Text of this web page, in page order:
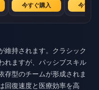
今すぐ購入 今すぐ
維持されます。クラシック
れますが、パッシブスキル
存型のチームが形成されま
回復速度と医療効率を高